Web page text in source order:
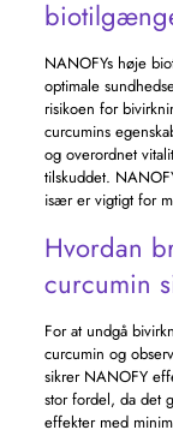
NANOFYs høje
optimale
risikoen for
curcumins
og overordnet
tilskuddet.
især er vigtigt for
Hvordan
curcumin
For at undgå
curcumin og
sikrer NANOFY
stor fordel, da det
effekter med